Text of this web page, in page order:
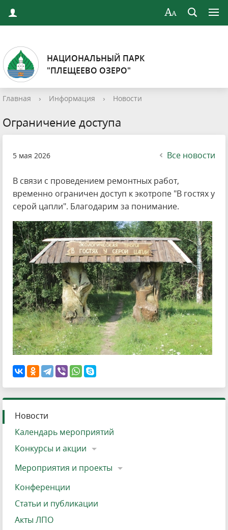
НАЦИОНАЛЬНЫЙ ПАРК
"ПЛЕЩЕЕВО ОЗЕРО"
Главная › Информация › Новости
Ограничение доступа
5 мая 2026 Все новости
В связи с проведением ремонтных работ,
временно ограничен доступ к экотропе "В гостях у
серой цапли". Благодарим за понимание.
Новости
Календарь мероприятий
Конкурсы и акции
Мероприятия и проекты
Конференции
Статьи и публикации
Акты ЛПО